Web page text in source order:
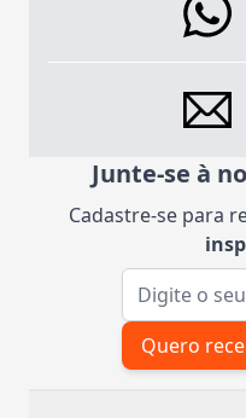
Junte-se à
Cadastre-se para
Endereço de
Quero